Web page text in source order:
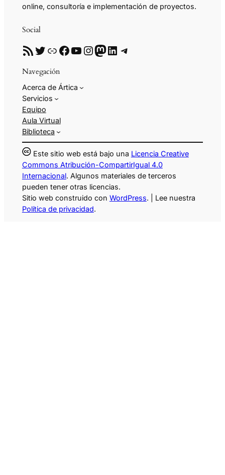
online, consultoría e implementación de proyectos.
Social
RSS Twitter Enlace Facebook YouTube InstagramMastodon LinkedIn Telegram
Navegación
Acerca de Ártica
Servicios
Equipo
Aula Virtual
Biblioteca
Este sitio web está bajo una Licencia Creative
Commons Atribución-CompartirIgual 4.0
Internacional. Algunos materiales de terceros
pueden tener otras licencias.
Sitio web construido con WordPress. | Lee nuestra
Política de privacidad.